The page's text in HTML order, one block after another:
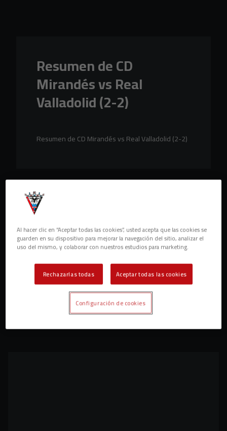
Resumen de CD
Mirandés vs Real
Valladolid (2-2)
Resumen de CD Mirandés vs Real Valladolid (2-2)
Al hacer clic en “Aceptar todas las cookies”, usted acepta que las cookies se
guarden en su dispositivo para mejorar la navegación del sitio, analizar el
uso del mismo, y colaborar con nuestros estudios para marketing.
Rechazarlas todas Aceptar todas las cookies
Configuración de cookies